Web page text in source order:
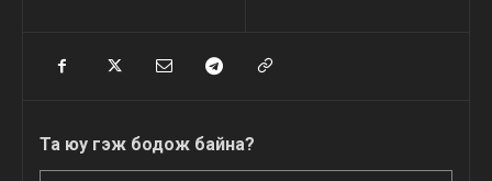
Та юу гэж бодож байна?